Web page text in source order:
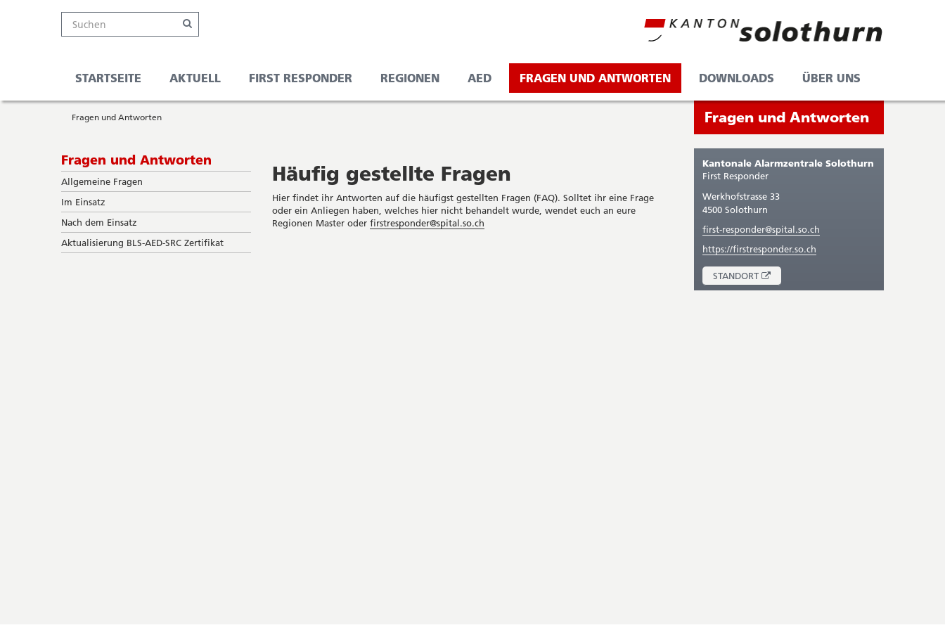
Kanton
Solothurn
Suche
Online-
Schalter
Navigation
Suche
Hauptnavigation
STARTSEITE AKTUELL FIRST RESPONDER REGIONEN AED FRAGEN UND ANTWORTEN DOWNLOADS ÜBER UNS
Service-
Navigation
Sie
befinden
Fragen und Antworten
Subnavigation
Fragen und Antworten
Allgemeine Fragen
Im Einsatz
Nach dem Einsatz
Aktualisierung BLS-AED-SRC Zertifikat
Häufig gestellte Fragen
Hier findet ihr Antworten auf die häufigst gestellten Fragen (FAQ). Solltet ihr eine Frage
oder ein Anliegen haben, welches hier nicht behandelt wurde, wendet euch an eure
Regionen Master oder firstresponder@spital.so.ch
Sie
befinden
sich
gerade
in:
Fragen und Antworten
Seitenleiste
Kantonale Alarmzentrale Solothurn
First Responder
Werkhofstrasse 33
4500 Solothurn
first-responder@spital.so.ch
https://firstresponder.so.ch
STANDORT
ÖFFNET
IN